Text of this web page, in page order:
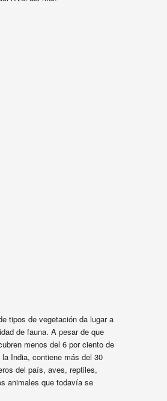
tipos de vegetación da lugar a
de fauna. A pesar de que
menos del 6 por ciento de
India, contiene más del 30
del país, aves, reptiles,
animales que todavía se